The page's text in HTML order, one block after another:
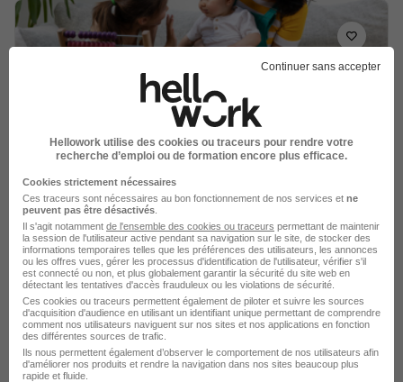
Nounou à Domicile H/F
Toulon - 83 CDI 11,88 € / heure
Voir l’offre
Nounou à Domicile H/F
Family Sphere
Continuer sans accepter
Hellowork utilise des cookies ou traceurs pour rendre votre
recherche d’emploi ou de formation encore plus efficace.
Cookies strictement nécessaires
Ces traceurs sont nécessaires au bon fonctionnement de nos services et ne
peuvent pas être désactivés
Il s'agit notamment de l'ensemble des cookies ou traceurs permettant de maintenir
la session de l'utilisateur active pendant sa navigation sur le site, de stocker des
informations temporaires telles que les préférences des utilisateurs, les annonces
ou les offres vues, gérer les processus d'identification de l'utilisateur, vérifier s'il
est connecté ou non, et plus globalement garantir la sécurité du site web en
détectant les tentatives d'accès frauduleux ou les violations de sécurité.
Ces cookies ou traceurs permettent également de piloter et suivre les sources
d'acquisition d'audience en utilisant un identifiant unique permettant de comprendre
comment nos utilisateurs naviguent sur nos sites et nos applications en fonction
des différentes sources de trafic.
Ils nous permettent également d’observer le comportement de nos utilisateurs afin
d'améliorer nos produits et rendre la navigation dans nos sites beaucoup plus
rapide et fluide.